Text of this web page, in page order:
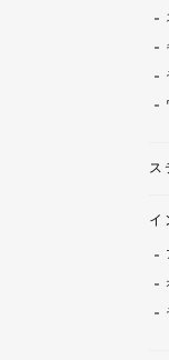
ス
イ